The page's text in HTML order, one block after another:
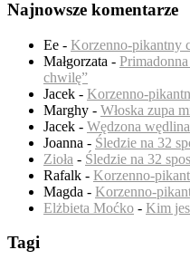
Najnowsze komentarze
Ee - Korzenno-pikantny
Małgorzata - Primadonna
chwilę”
Jacek - Korzenno-
Marghy - Włoska zupa
Jacek - Wędzona
Joanna - Śledzie na 32
Zioła - Śledzie na 32
Rafalk - Korzenno-
Magda - Korzenno-
Elżbieta Moćko - Kim
Tagi